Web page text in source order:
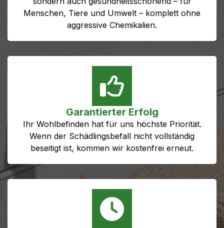
Menschen, Tiere und Umwelt – komplett ohne
aggressive Chemikalien.
Garantierter Erfolg
Ihr Wohlbefinden hat für uns höchste Priorität.
Wenn der Schädlingsbefall nicht vollständig
beseitigt ist, kommen wir kostenfrei erneut.